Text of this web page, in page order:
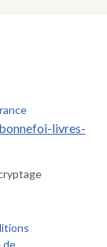
livres-
de